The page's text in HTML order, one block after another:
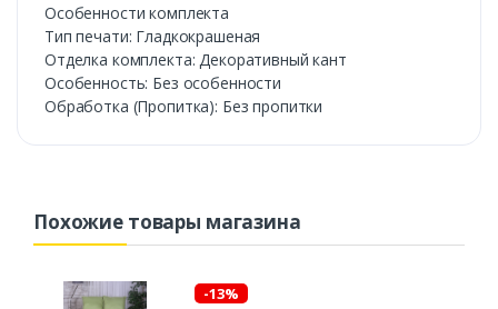
Особенности комплекта
Тип печати: Гладкокрашеная
Отделка комплекта: Декоративный кант
Особенность: Без особенности
Обработка (Пропитка): Без пропитки
Похожие товары магазина
-13%